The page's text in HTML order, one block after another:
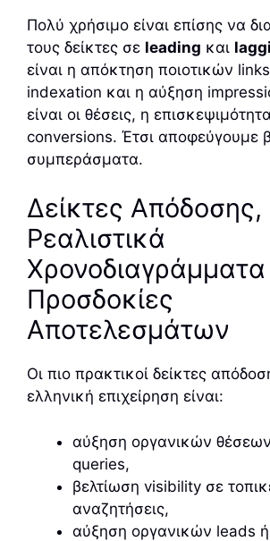
Πολύ χρήσιμο είναι επίσης να
τους δείκτες σε leading και
είναι η απόκτηση ποιοτικών
indexation και η αύξηση
είναι οι θέσεις, η
conversions. Έτσι αποφεύγουμε
συμπεράσματα.
Δείκτες Απόδοσης,
Ρεαλιστικά
Χρονοδιαγράμματα
Προσδοκίες
Αποτελεσμάτων
Οι πιο πρακτικοί δείκτες
ελληνική επιχείρηση είναι:
αύξηση οργανικών
queries,
βελτίωση visibility σε
αναζητήσεις,
αύξηση οργανικών leads